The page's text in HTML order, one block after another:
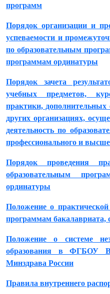
программ
Порядок организации и
успеваемости и
по образовательным
программам ординатуры
Порядок зачета
учебных предметов,
практики,
других организациях,
деятельность по
профессионального и
Порядок проведения
образовательным
ординатуры
Положение о
программам бакалавриата,
Положение о системе
образования в ФГБОУ
Минздрава России
Правила внутреннего